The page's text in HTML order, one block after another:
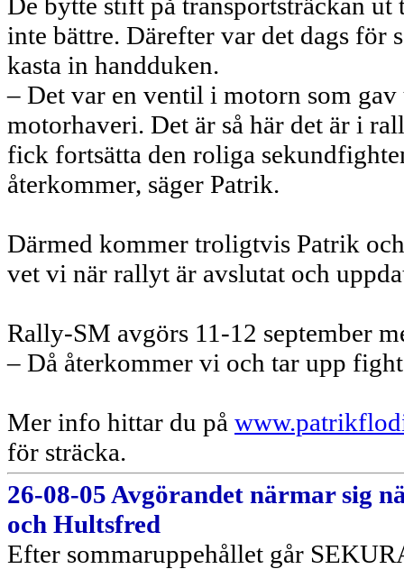
inte bättre. Därefter var det dags för
kasta in handduken.
– Det var en ventil i motorn som
motorhaveri. Det är så här det är i
fick fortsätta den roliga
återkommer, säger Patrik.
Därmed kommer troligtvis Patrik
vet vi när rallyt är avslutat och
Rally-SM avgörs 11-12 september
– Då återkommer vi och tar upp
Mer info hittar du på
för sträcka.
26-08-05 Avgörandet närmar sig
och Hultsfred
Efter sommaruppehållet går